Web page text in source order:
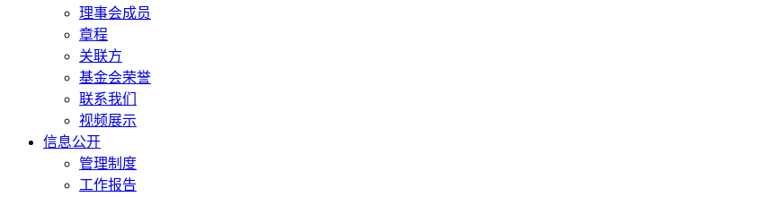
理事会成员
章程
关联方
基金会荣誉
联系我们
视频展示
信息公开
管理制度
工作报告